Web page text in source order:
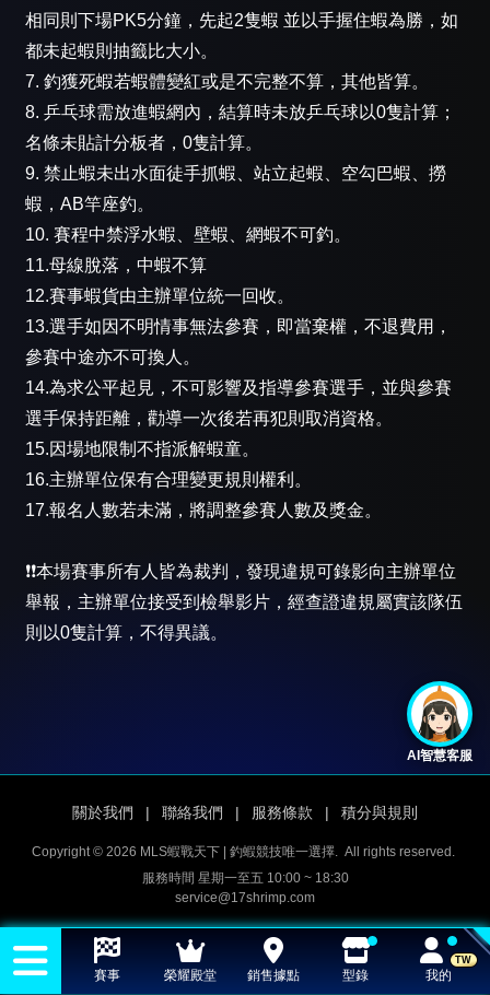
相同則下場PK5分鐘，先起2隻蝦 並以手握住蝦為勝，如
都未起蝦則抽籤比大小。
7. 釣獲死蝦若蝦體變紅或是不完整不算，其他皆算。
8. 乒乓球需放進蝦網內，結算時未放乒乓球以0隻計算；
名條未貼計分板者，0隻計算。
9. 禁止蝦未出水面徒手抓蝦、站立起蝦、空勾巴蝦、撈
蝦，AB竿座釣。
10. 賽程中禁浮水蝦、壁蝦、網蝦不可釣。
11.母線脫落，中蝦不算
12.賽事蝦貨由主辦單位統一回收。
13.選手如因不明情事無法參賽，即當棄權，不退費用，
參賽中途亦不可換人。
14.為求公平起見，不可影響及指導參賽選手，並與參賽
選手保持距離，勸導一次後若再犯則取消資格。
15.因場地限制不指派解蝦童。
16.主辦單位保有合理變更規則權利。
17.報名人數若未滿，將調整參賽人數及獎金。
❗️❗️本場賽事所有人皆為裁判，發現違規可錄影向主辦單位
舉報，主辦單位接受到檢舉影片，經查證違規屬實該隊伍
則以0隻計算，不得異議。
AI智慧客服
關於我們 | 聯絡我們 | 服務條款 | 積分與規則
Copyright © 2026 MLS蝦戰天下 | 釣蝦競技唯一選擇. All rights reserved.
服務時間 星期一至五 10:00 ~ 18:30
service@17shrimp.com
賽事 榮耀殿堂 銷售據點 型錄
TW
我的